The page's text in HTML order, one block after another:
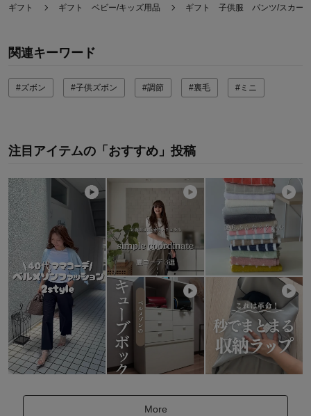
ギフト ギフト ベビー/キッズ用品 ギフト 子供服 パンツ/スカー
関連キーワード
#ズボン #子供ズボン #調節 #裏毛 #ミニ
注目アイテムの「おすすめ」投稿
More